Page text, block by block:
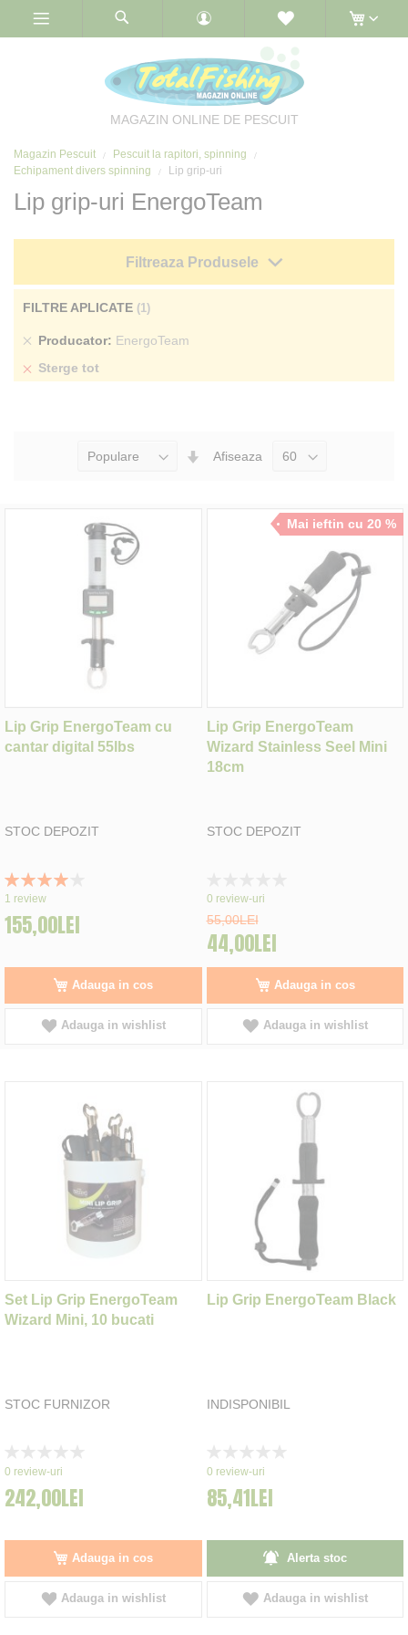
MAGAZIN ONLINE DE PESCUIT
Magazin Pescuit
Pescuit la rapitori, spinning
Echipament divers spinning
Lip grip-uri
Lip grip-uri EnergoTeam
Seteaza
Afiseaza
Lip Grip EnergoTeam cu
cantar digital 55lbs
STOC DEPOZIT
Rating:
80%
1 review
155,00LEI
Adauga in cos
Adauga in wishlist
Mai ieftin cu 20 %
Lip Grip EnergoTeam
Wizard Stainless Seel Mini
18cm
STOC DEPOZIT
0%
0 review-uri
55,00LEI
44,00LEI
Adauga in cos
Adauga in wishlist
Set Lip Grip EnergoTeam
Wizard Mini, 10 bucati
STOC FURNIZOR
0%
0 review-uri
242,00LEI
Adauga in cos
Adauga in wishlist
Lip Grip EnergoTeam Black
INDISPONIBIL
0%
0 review-uri
85,41LEI
Alerta stoc
Adauga in wishlist
Filtreaza Produsele
FILTRE APLICATE
Producator EnergoTeam
Sterge
Sterge tot